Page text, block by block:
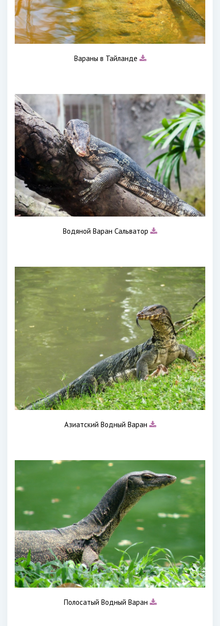
Вараны в Тайланде
Водяной Варан Сальватор
Азиатский Водный Варан
Полосатый Водный Варан